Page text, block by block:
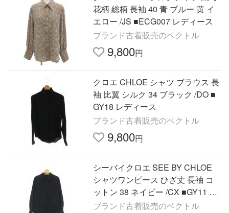
花柄 総柄 長袖 40 青 ブルー 黄 イ
エロー /JS ■ECG007 レディース
ブランド古着販売のベクトル
9,800円
クロエ CHLOE シャツ ブラウス 長
袖 比翼 シルク 34 ブラック /DO ■
GY18 レディース
ブランド古着販売のベクトル
9,800円
シーバイクロエ SEE BY CHLOE
シャツワンピース ひざ丈 長袖 コ
ットン 38 ネイビー /CX ■GY11 レ
ディース
ブランド古着販売のベクトル